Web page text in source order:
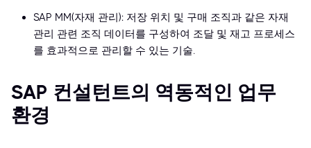
SAP MM(자재 관리): 저장 위치 및 구매 조직과 같은 자재
관리 관련 조직 데이터를 구성하여 조달 및 재고 프로세스
를 효과적으로 관리할 수 있는 기술.
SAP 컨설턴트의 역동적인 업무
환경